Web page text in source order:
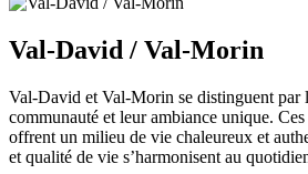
Val-David / Val-Morin
Val-David et Val-Morin se distinguent par
communauté et leur ambiance unique.
offrent un milieu de vie chaleureux et
et qualité de vie s’harmonisent au